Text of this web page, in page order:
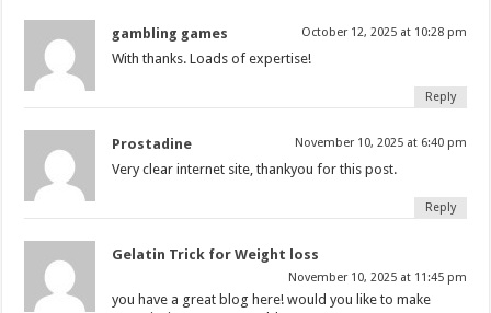
gambling games October 12, 2025 at 10:28 pm
With thanks. Loads of expertise!
Reply
Prostadine November 10, 2025 at 6:40 pm
Very clear internet site, thankyou for this post.
Reply
Gelatin Trick for Weight loss
November 10, 2025 at 11:45 pm
you have a great blog here! would you like to make